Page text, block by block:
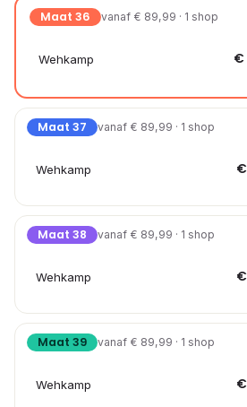
Maat 36 vanaf € 89,99 · 1 shop
Wehkamp €
Maat 37 vanaf € 89,99 · 1 shop
Wehkamp
Maat 38 vanaf € 89,99 · 1 shop
Wehkamp
Maat 39 vanaf € 89,99 · 1 shop
Wehkamp